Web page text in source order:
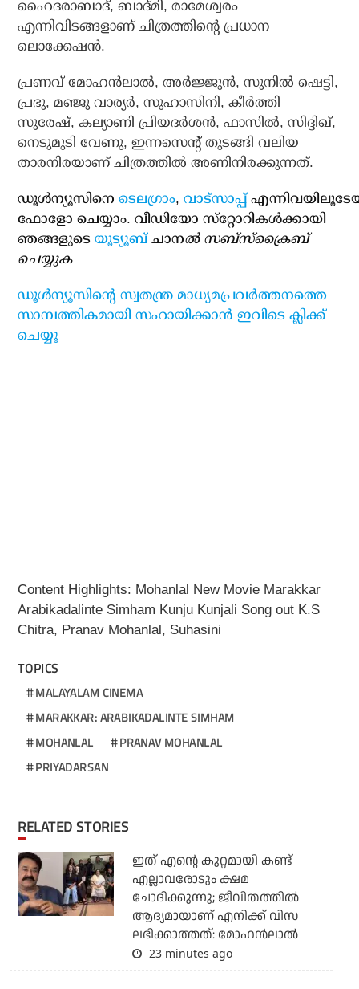
ഹൈദരാബാദ്, ബാദ്മി, രാമേശ്വരം
എന്നിവിടങ്ങളാണ് ചിത്രത്തിന്റെ പ്രധാന
ലൊക്കേഷന്‍.
പ്രണവ് മോഹന്‍ലാല്‍, അര്‍ജ്ജുന്‍, സുനില്‍ ഷെട്ടി,
പ്രഭു, മഞ്ജു വാര്യര്‍, സുഹാസിനി, കീര്‍ത്തി
സുരേഷ്, കല്യാണി പ്രിയദര്‍ശന്‍, ഫാസില്‍, സിദ്ദിഖ്,
നെടുമുടി വേണു, ഇന്നസെന്റ് തുടങ്ങി വലിയ
താരനിരയാണ് ചിത്രത്തില്‍ അണിനിരക്കുന്നത്.
ഡൂള്‍ന്യൂസിനെടെലഗ്രാം,വാട്‌സാപ്പ്
ഫോളോ ചെയ്യാം. വീഡിയോ സ്‌റ്റോറികള്‍ക്കായി
ഞങ്ങളുടെയൂട്യൂബ്ചാനല്‍ സബ്‌സ്‌ക്രൈബ്
ചെയ്യുക
ഡൂള്‍ന്യൂസിന്റെ സ്വതന്ത്ര മാധ്യമപ്രവര്‍ത്തനത്തെ
സാമ്പത്തികമായി സഹായിക്കാന്‍ ഇവിടെ ക്ലിക്ക്
ചെയ്യൂ
Content Highlights: Mohanlal New Movie Marakkar
Arabikadalinte Simham Kunju Kunjali Song out K.S
Chitra, Pranav Mohanlal, Suhasini
TOPICS
MALAYALAM CINEMA
MARAKKAR: ARABIKADALINTE SIMHAM
MOHANLAL
PRANAV MOHANLAL
PRIYADARSAN
RELATED STORIES
ഇത് എന്റെ കുറ്റമായി കണ്ട്
എല്ലാവരോടും ക്ഷമ
ചോദിക്കുന്നു; ജീവിതത്തിൽ
ആദ്യമായാണ് എനിക്ക് വിസ
ലഭിക്കാത്തത്: മോഹൻലാൽ
23 minutes ago